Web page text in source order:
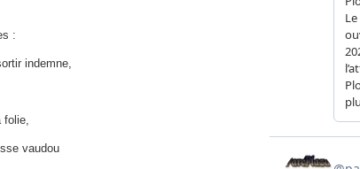
:
indemne,
folie,
vaudou